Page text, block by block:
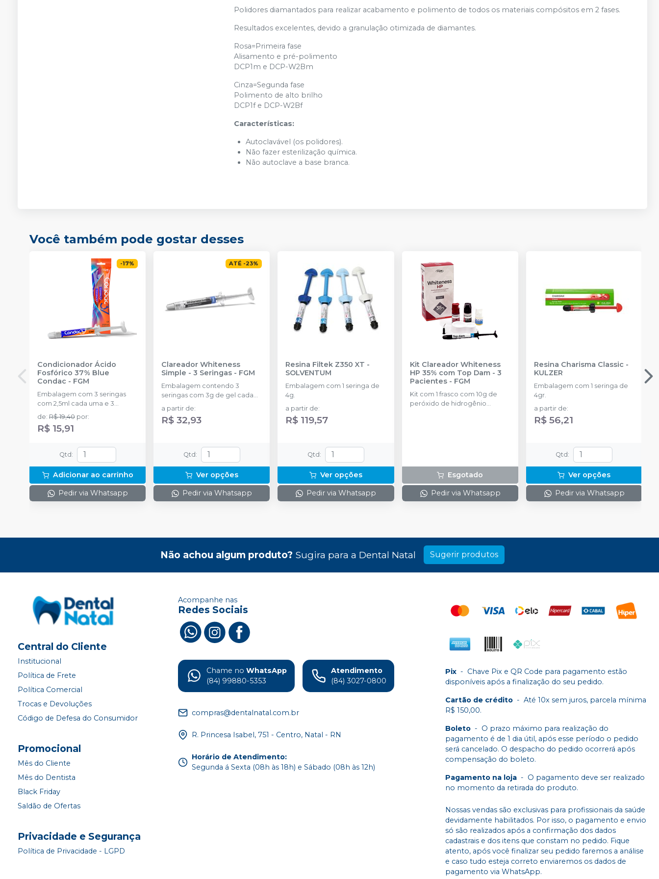
Polidores diamantados para realizar acabamento e polimento de todos os materiais compósitos em 2 fases.
Resultados excelentes, devido a granulação otimizada de diamantes.
Rosa=Primeira fase
Alisamento e pré-polimento
DCP1m e DCP-W2Bm
Cinza=Segunda fase
Polimento de alto brilho
DCP1f e DCP-W2Bf
Características:
Autoclavável (os polidores).
Não fazer esterilização química.
Não autoclave a base branca.
Você também pode gostar desses
-17%
Condicionador Ácido
Fosfórico 37% Blue
Condac - FGM
Embalagem com 3 seringas
com 2,5ml cada uma e 3
ponteiras para aplicação.
de: R$ 19,40 por:
R$ 15,91
Qtd :
Adicionar ao carrinho
Pedir via Whatsapp
ATÉ -23%
Clareador Whiteness
Simple - 3 Seringas - FGM
Embalagem contendo 3
seringas com 3g de gel cada
a partir de:
R$ 32,93
Qtd :
Ver opções
Pedir via Whatsapp
Resina Filtek Z350 XT -
SOLVENTUM
Embalagem com 1 seringa de
4g.
a partir de:
R$ 119,57
Qtd :
Ver opções
Pedir via Whatsapp
Kit Clareador Whiteness
HP 35% com Top Dam - 3
Pacientes- FGM
Kit com 1 frasco com 10g de
peróxido de hidrogênio
com 2g.
Esgotado
Pedir via Whatsapp
Resina Charisma Classic-
KULZER
Embalagem com 1 seringa de
4gr.
a partir de:
R$ 56,21
Qtd :
Ver opções
Pedir via Whatsapp
Não achou algum produto? Sugira para a Dental Natal Sugerir produtos
Central do Cliente
Institucional
Política de Frete
Política Comercial
Trocas e Devoluções
Código de Defesa do Consumidor
Promocional
Mês do Cliente
Mês do Dentista
Black Friday
Saldão de Ofertas
Privacidade e Segurança
Política de Privacidade - LGPD
Acompanhe nas
Redes Sociais
Chame no WhatsApp
(84) 99880-5353
Atendimento
(84) 3027-0800
compras@dentalnatal.com.br
R. Princesa Isabel, 751 - Centro, Natal - RN
Horário de Atendimento:
Segunda á Sexta (08h às 18h) e Sábado (08h às 12h)
Pix - Chave Pix e QR Code para pagamento estão
disponíveis após a finalização do seu pedido.
Cartão de crédito - Até 10x sem juros, parcela mínima
R$ 150,00.
Boleto - O prazo máximo para realização do
pagamento é de 1 dia útil, após esse período o pedido
será cancelado. O despacho do pedido ocorrerá após
compensação do boleto.
Pagamento na loja - O pagamento deve ser realizado
no momento da retirada do produto.
Nossas vendas são exclusivas para profissionais da saúde
devidamente habilitados. Por isso, o pagamento e envio
só são realizados após a confirmação dos dados
cadastrais e dos itens que constam no pedido. Fique
atento, após você finalizar seu pedido faremos a análise
e caso tudo esteja correto enviaremos os dados de
pagamento via WhatsApp.